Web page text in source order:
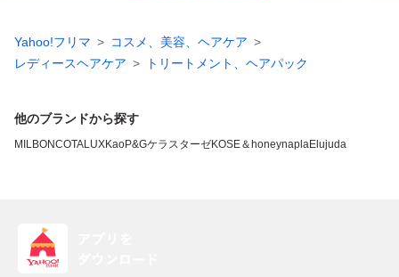
Yahoo!フリマ
コスメ、美容、ヘアケア
レディースヘアケア
トリートメント、ヘアパック
他のブランドから探す
MILBONCOTALUXKaoP&GケラスターゼKOSE＆honeynaplaElujuda